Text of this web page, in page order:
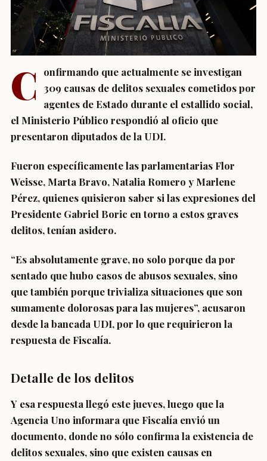
C
onfirmando que actualmente se investigan
309 causas de delitos sexuales cometidos por
agentes de Estado durante el estallido social,
el Ministerio Público respondió al oficio que
presentaron diputados de la UDI.
Fueron específicamente las parlamentarias Flor
Weisse, Marta Bravo, Natalia Romero y Marlene
Pérez, quienes quisieron saber si las expresiones del
Presidente Gabriel Boric en torno a estos graves
delitos, tenían asidero.
“Es absolutamente grave, no solo porque da por
sentado que hubo casos de abusos sexuales, sino
que también porque trivializa situaciones que son
sumamente dolorosas para las mujeres”, acusaron
desde la bancada UDI, por lo que requirieron la
respuesta de Fiscalía.
Detalle de los delitos
Y esa respuesta llegó este jueves, luego que la
Agencia Uno informara que Fiscalía envió un
documento, dondeno sólo confirma la existencia de
delitos sexuales, sino que existen causas en